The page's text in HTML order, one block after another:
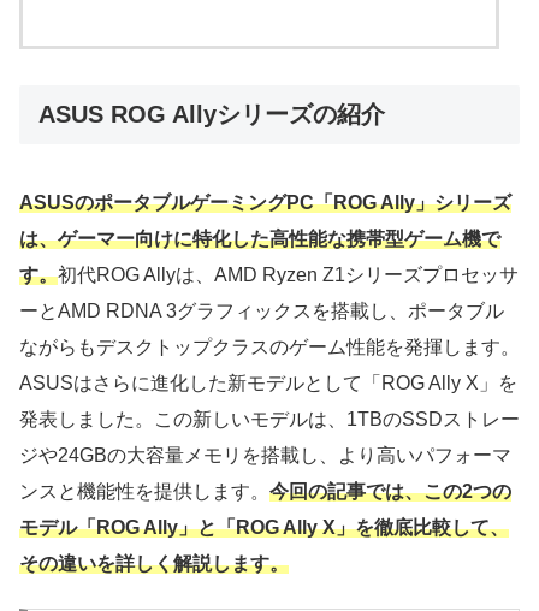
ASUS ROG Allyシリーズの紹介
ASUSのポータブルゲーミングPC「ROG Ally」シリーズ
は、ゲーマー向けに特化した高性能な携帯型ゲーム機で
す。初代ROG Allyは、AMD Ryzen Z1シリーズプロセッサ
ーとAMD RDNA 3グラフィックスを搭載し、ポータブル
ながらもデスクトップクラスのゲーム性能を発揮します。
ASUSはさらに進化した新モデルとして「ROG Ally X」を
発表しました。この新しいモデルは、1TBのSSDストレー
ジや24GBの大容量メモリを搭載し、より高いパフォーマ
ンスと機能性を提供します。 今回の記事では、この2つの
モデル「ROG Ally」と「ROG Ally X」を徹底比較して、
その違いを詳しく解説します。